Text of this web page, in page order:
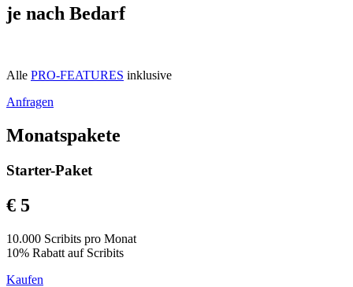
je nach Bedarf
Alle PRO-FEATURES inklusive
Anfragen
Monatspakete
Starter-Paket
€ 5
10.000 Scribits pro Monat
10% Rabatt auf Scribits
Kaufen